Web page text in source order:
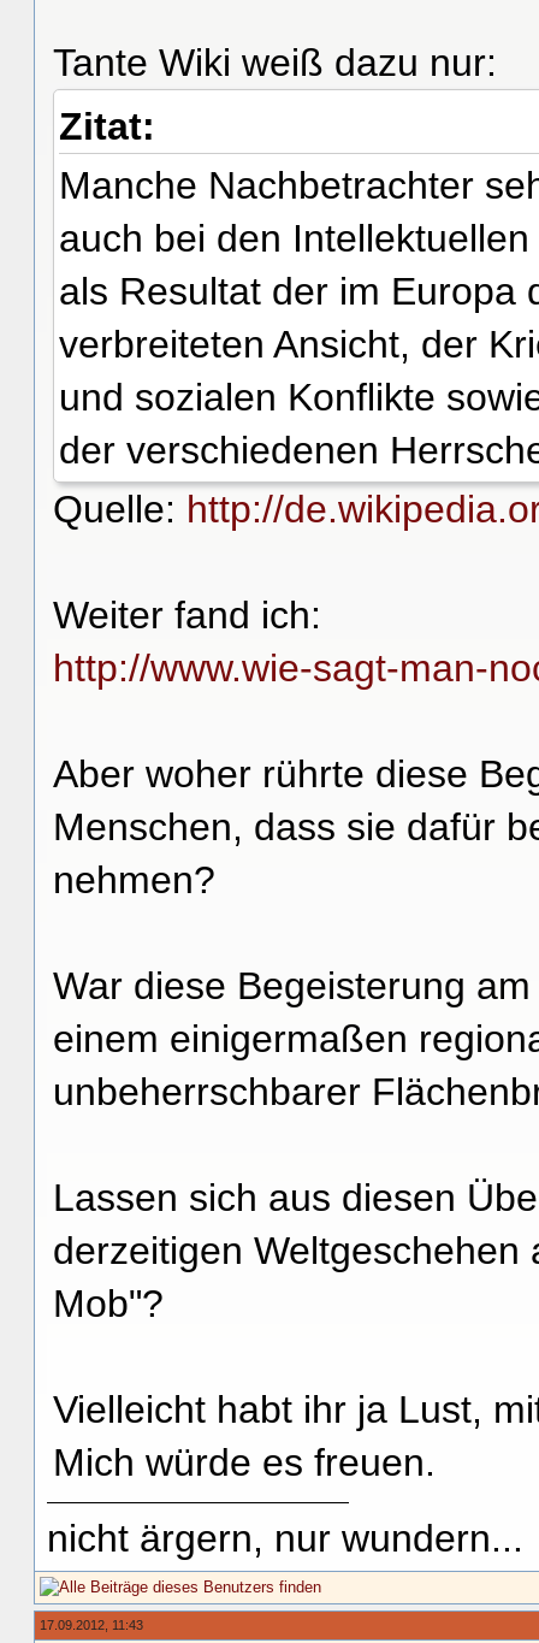
Tante Wiki weiß dazu nur:
Zitat:
Manche Nachbetrachter
auch bei den
als Resultat der im Europa
verbreiteten Ansicht, der
und sozialen Konflikte
der verschiedenen
Quelle: http://
Weiter fand ich:
http://www.wie-sagt-man-
Aber woher rührte diese
Menschen, dass sie dafür
nehmen?
War diese Begeisterung
einem einigermaßen
unbeherrschbarer
Lassen sich aus diesen
derzeitigen
Mob"?
Vielleicht habt ihr ja Lust,
Mich würde es freuen.
nicht ärgern, nur wundern...
17.09.2012, 11:43